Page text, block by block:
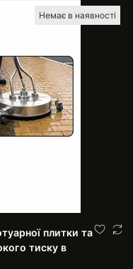
Немає в наявності
плитки та
тиску в